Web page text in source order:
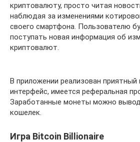
криптовалюту, просто читая
наблюдая за изменениями
своего смартфона. Пользователю
поступать новая информация об
криптовалют.
В приложении реализован приятный
интерфейс, имеется реферальная
Заработанные монеты можно
кошелек.
Игра Bitcoin Billionaire